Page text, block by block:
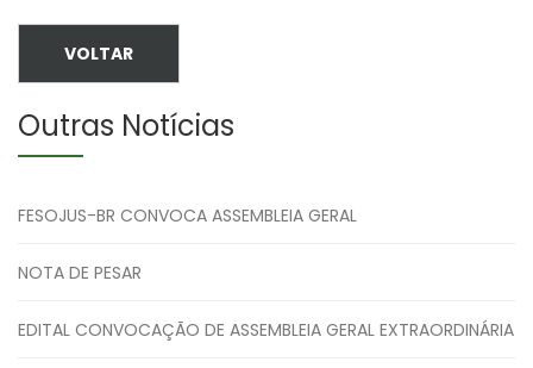
VOLTAR
Outras Notícias
FESOJUS-BR CONVOCA ASSEMBLEIA GERAL
NOTA DE PESAR
EDITAL CONVOCAÇÃO DE ASSEMBLEIA GERAL EXTRAORDINÁRIA